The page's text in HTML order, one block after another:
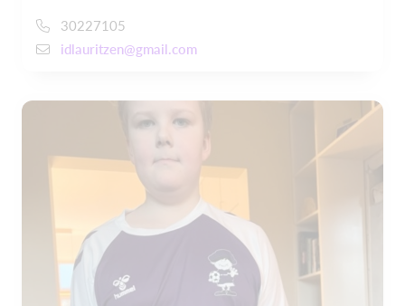
30227105
idlauritzen@gmail.com